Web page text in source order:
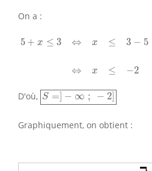
On a :
5 + x ≤ 3 ⇔ x ≤ 3 − 5
⇔ x ≤ −2
5+ x ⇔x 3 − −2
D'où, S = − ∞ ; − 2]
S=]−∞;−2]
Graphiquement, on obtient :